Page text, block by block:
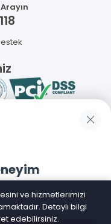
ve kolay alışveriş
ve hizmetlerimizi
Detaylı bilgi
edebilirsiniz.